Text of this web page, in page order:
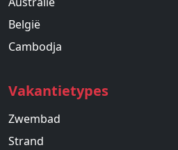
België
Cambodja
Vakantietypes
Zwembad
Strand